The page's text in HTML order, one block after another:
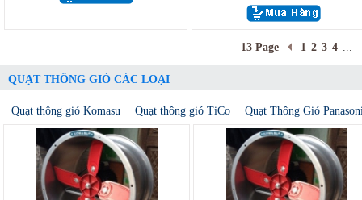
13 Page 1 2 3 4 ...
QUẠT THÔNG GIÓ CÁC LOẠI
Quạt thông gió Komasu Quạt thông gió TiCo Quạt Thông Gió